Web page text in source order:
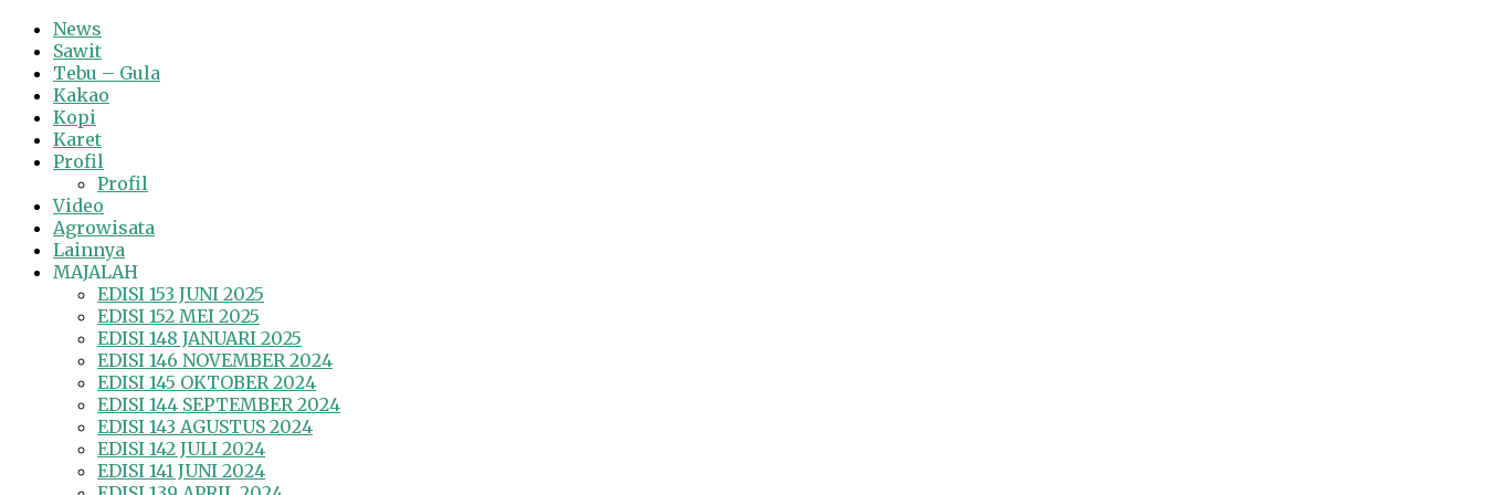
News
Sawit
Tebu – Gula
Kakao
Kopi
Karet
Profil
Profil
Video
Agrowisata
Lainnya
MAJALAH
EDISI 153 JUNI 2025
EDISI 152 MEI 2025
EDISI 148 JANUARI 2025
EDISI 146 NOVEMBER 2024
EDISI 145 OKTOBER 2024
EDISI 144 SEPTEMBER 2024
EDISI 143 AGUSTUS 2024
EDISI 142 JULI 2024
EDISI 141 JUNI 2024